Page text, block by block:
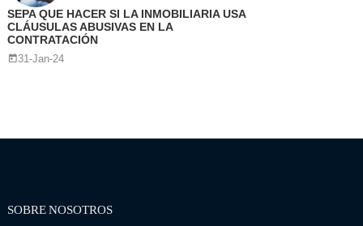
SEPA QUE HACER SI LA INMOBILIARIA USA
CLÁUSULAS ABUSIVAS EN LA
CONTRATACIÓN
31-Jan-24
SOBRE NOSOTROS